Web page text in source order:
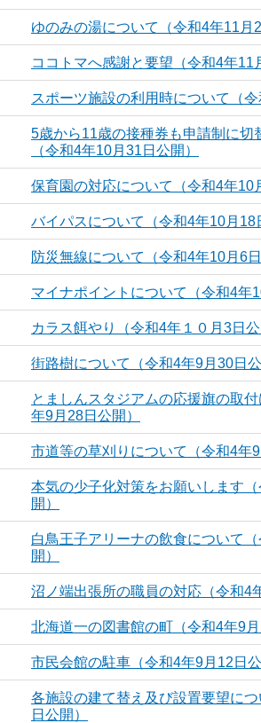
ゆのみの湯について（令和4年11月2
ココトマへ感謝と要望（令和4年11
スポーツ施設の利用時について（令
5歳から11歳の接種券も申請制に切
（令和4年10月31日公開）
保育園の対応について（令和4年10
バイパスについて（令和4年10月18
防災無線について（令和4年10月6日
マイナポイントについて（令和4年
カラス餌やり（令和4年１０月3日公
街路樹について（令和4年9月30日公
とましんスタジアムの応援旗の取
年9月28日公開）
市道等の草刈りについて（令和4年9
本気の少子化対策をお願いします
開）
白鳥王子アリーナの飲食について
開）
沼ノ端出張所の職員の対応（令和4
北海道一の図書館の町（令和4年9月
市民会館の駐車（令和4年9月12日公
各施設の建て替え及び設置要望に
日公開）